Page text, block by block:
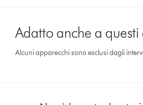
Adatto anche a
Alcuni apparecchi sono esclusi dagli